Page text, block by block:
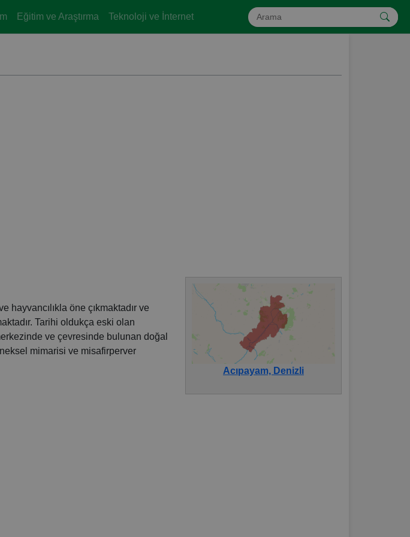
Eğitim ve Araştırma Teknoloji ve İnternet
hayvancılıkla öne çıkmaktadır ve
Tarihi oldukça eski olan
ve çevresinde bulunan doğal
mimarisi ve misafirperver
Acıpayam, Denizli